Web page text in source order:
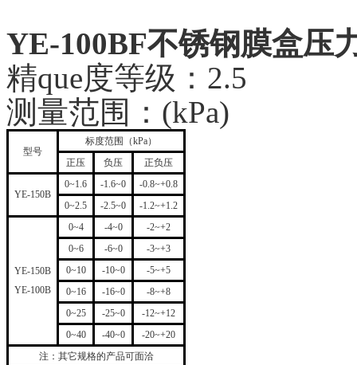
YE-100BF不锈钢膜盒压
精que度等级：2.5
测量范围：(kPa)
型号
标度范围（kPa）
正压
负压 正负压
YE-150B
0~1.6 -1.6~0
-0.8~+0.8
0~2.5
-2.5~0 -1.2~+1.2
YE-150B
YE-100B
0~4 -4~0
-2~+2
0~6
-6~0
-3~+3
0~10
-10~0
-5~+5
0~16
-16~0
-8~+8
0~25
-25~0
-12~+12
0~40
-40~0
-20~+20
注：其它规格的产品可面洽